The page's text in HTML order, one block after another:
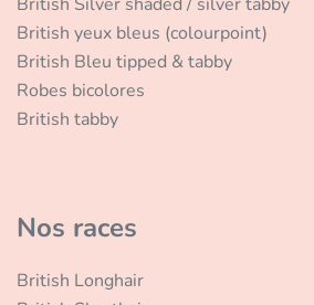
British yeux bleus (colourpoint)
British Bleu tipped & tabby
Robes bicolores
British tabby
Nos races
British Longhair